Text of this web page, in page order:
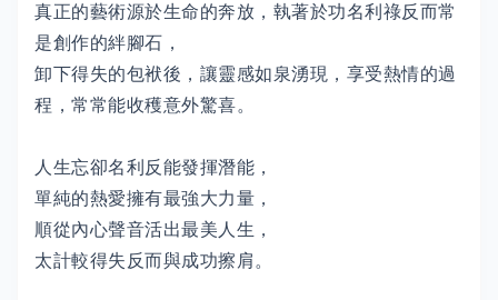
真正的藝術源於生命的奔放，執著於功名利祿反而常
是創作的絆腳石，
卸下得失的包袱後，讓靈感如泉湧現，享受熱情的過
程，常常能收穫意外驚喜。
人生忘卻名利反能發揮潛能，
單純的熱愛擁有最強大力量，
順從內心聲音活出最美人生，
太計較得失反而與成功擦肩。